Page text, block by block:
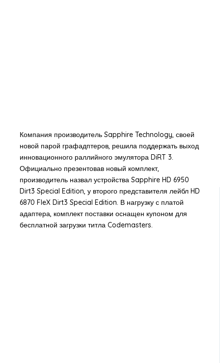
Компания производитель Sapphire Technology, своей
новой парой графадптеров, решила поддержать выход
инновационного раллийного эмулятора DiRT 3.
Официально презентовав новый комплект,
производитель назвал устройства Sapphire HD 6950
Dirt3 Special Edition, у второго представителя лейбл HD
6870 FleX Dirt3 Special Edition. В нагрузку с платой
адаптера, комплект поставки оснащен купоном для
бесплатной загрузки титла Codemasters.